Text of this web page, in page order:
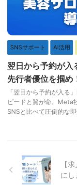
SNSサポート AI活用
翌日から予約が
先行者優位を掴め
「翌日から予約が入る
ピードと質が命。Meta
SNSと比べて圧倒的な
【
にし